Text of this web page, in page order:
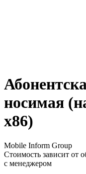
носимая
x86)
Mobile Inform Group
Стоимость зависит от
с менеджером